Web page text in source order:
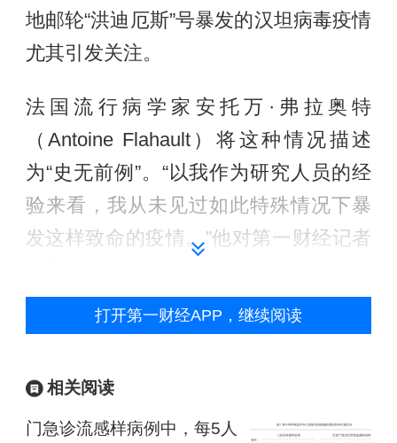
地邮轮“洪迪厄斯”号暴发的汉坦病毒疫情
尤其引发关注。
法国流行病学家安托万·弗拉奥特
（Antoine Flahault）将这种情况描述
为“史无前例”。“以我作为研究人员的经
验来看，我从未见过如此特殊情况下暴
发这样致命的疫情。”他对第一财经记者
复旦大学附属华山医院感染科副主任王
对旅行医学和临床接诊有现实提醒。”但
他并未就此质疑邮轮旅行的安全性，而
打开第一财经APP，继续阅读
相关阅读
门急诊流感样病例中，每5人